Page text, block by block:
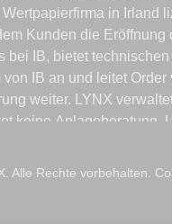
Alle Rechte vorbehalten.